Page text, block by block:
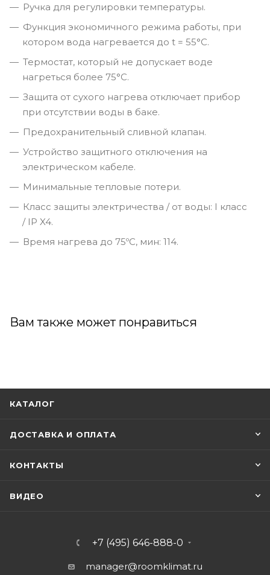
Ручка для регулировки температуры.
Функция экономичного режима работы, при
котором вода нагревается до t = 55°С.
Термостат, который не допускает воде
нагреться более 75°C.
Защита от сухого нагрева отключает прибор
при отсутствии воды в баке.
Предохранительный сливной клапан.
Устройство защитного отключения на
электрическом кабеле.
Минимальные тепловые потери.
Класс защиты электричества / от воды: I класс
/ IP X4.
Время нагрева до 75ºС, мин: 114.
Вам также может понравиться
КАТАЛОГ
ДОСТАВКА И ОПЛАТА
КОНТАКТЫ
ВИДЕО
+7 (495) 646-888-0
manager@roomklimat.ru